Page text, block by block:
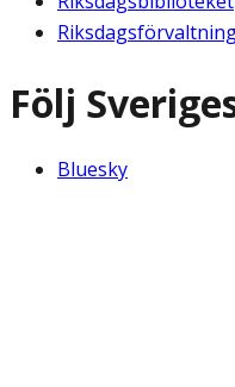
Följ
Bluesky